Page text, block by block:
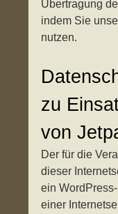
Übertragung
indem Sie
nutzen.
zu
von
Der für die
dieser
ein
einer